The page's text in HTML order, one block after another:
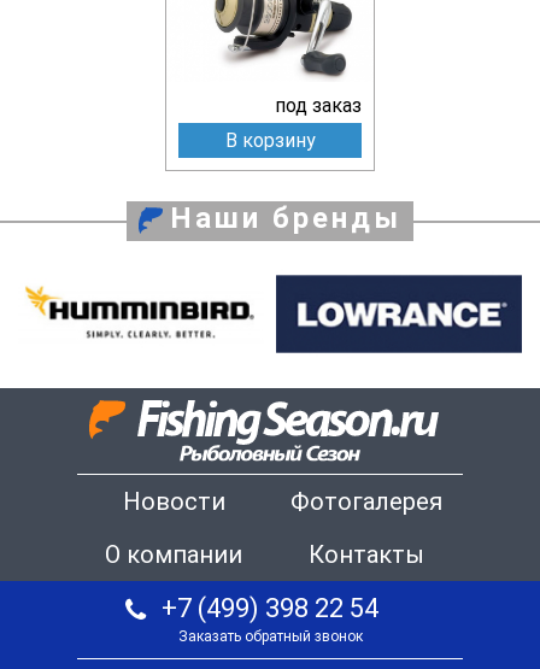
под заказ
В корзину
Наши бренды
Новости
Фотогалерея
О компании
Контакты
+7 (499) 398 22 54
Заказать обратный звонок